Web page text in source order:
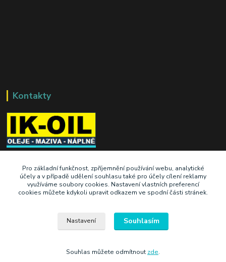
Kontakty
+420 603 345 409
prodej@ik-oil.cz
Pro základní funkčnost, zpříjemnění používání webu, analytické
účely a v případě udělení souhlasu také pro účely cílení reklamy
využíváme soubory cookies. Nastavení vlastních preferencí
cookies můžete kdykoli upravit odkazem ve spodní části stránek.
Nastavení Souhlasím
Souhlas můžete odmítnout zde.